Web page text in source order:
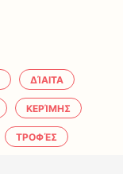
ΔΊΑΙΤΑ
ΚΕΡΊΜΗΣ
ΤΡΟΦΈΣ